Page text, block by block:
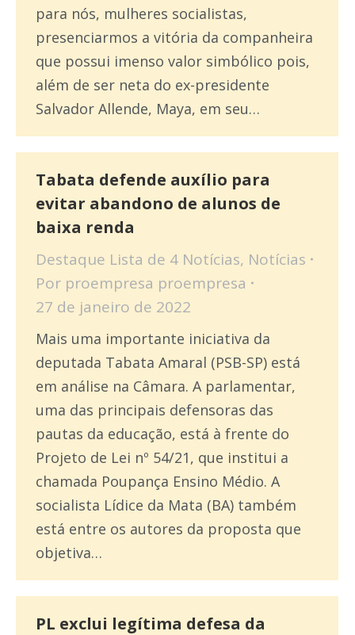
para nós, mulheres socialistas,
presenciarmos a vitória da companheira
que possui imenso valor simbólico pois,
além de ser neta do ex-presidente
Salvador Allende, Maya, em seu…
Tabata defende auxílio para
evitar abandono de alunos de
baixa renda
Destaque Lista de 4 Notícias, Notícias
Por proempresa proempresa
27 de janeiro de 2022
Mais uma importante iniciativa da
deputada Tabata Amaral (PSB-SP) está
em análise na Câmara. A parlamentar,
uma das principais defensoras das
pautas da educação, está à frente do
Projeto de Lei nº 54/21, que institui a
chamada Poupança Ensino Médio. A
socialista Lídice da Mata (BA) também
está entre os autores da proposta que
objetiva…
PL exclui legítima defesa da